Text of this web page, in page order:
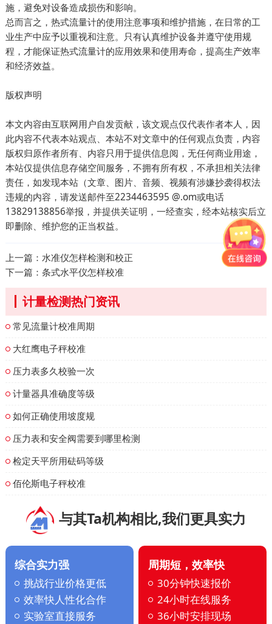
施，避免对设备造成损伤和影响。
总而言之，热式流量计的使用注意事项和维护措施，在日常的工
业生产中应予以重视和注意。只有认真维护设备并遵守使用规
程，才能保证热式流量计的应用效果和使用寿命，提高生产效率
和经济效益。
版权声明
本文内容由互联网用户自发贡献，该文观点仅代表作者本人，因
此内容不代表本站观点、本站不对文章中的任何观点负责，内容
版权归原作者所有、内容只用于提供信息阅，无任何商业用途，
本站仅提供信息存储空间服务，不拥有所有权，不承担相关法律
责任，如发现本站（文章、图片、音频、视频有涉嫌抄袭得权法
违规的内容，请发送邮件至2234463595 @.om或电话
13829138856举报，并提供关证明，一经查实，经本站核实后立
即删除、维护您的正当权益。
上一篇： 水准仪怎样检测和校正
下一篇： 条式水平仪怎样校准
计量检测热门资讯
常见流量计校准周期
大红鹰电子秤校准
压力表多久校验一次
计量器具准确度等级
如何正确使用坡度规
压力表和安全阀需要到哪里检测
检定天平所用砝码等级
佰伦斯电子秤校准
与其Ta机构相比,我们更具实力
综合实力强
挑战行业价格更低
效率快人性化合作
实验室直接服务
周期短，效率快
30分钟快速报价
24小时在线服务
36小时安排现场